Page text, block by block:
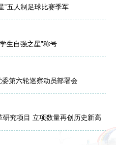
”五人制足球比赛季军
生自强之星”称号
第六轮巡察动员部署会
究项目 立项数量再创历史新高